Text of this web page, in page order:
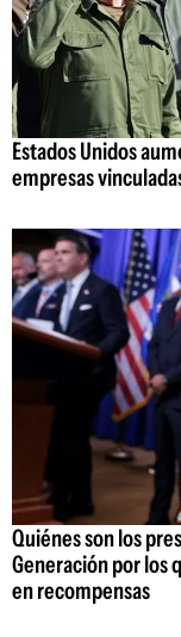
Estados Unidos
empresas
Quiénes son los
Generación por los
en recompensas